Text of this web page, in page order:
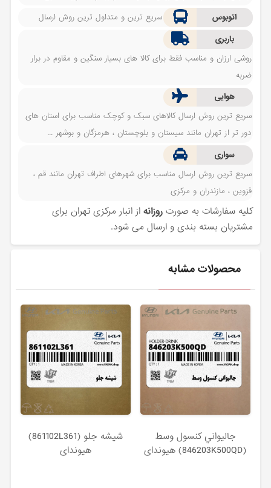
اتوبوس
سریع ترین و متداول ترین روش ارسال
باربری
روشی ارزان و مناسب فقط برای کالا های بسیار سنگین و مقاوم در برار
ضربه
هوایی
سریع ترین روش ارسال کالاهای سبک و کوچک مناسب برای استان های
دور تر از تهران مانند سیستان و بلوچستان ، هرمزگان و بوشهر ...
سواری
سریع ترین روش ارسال مناسب برای شهرهای اطراف تهران مانند قم ،
قزوین ، مازندران و مرکزی
کلیه سفارشات به صورتروزانه از انبار مرکزی تهران برای
مشتریان بسته بندی و ارسال می شود.
محصولات مشابه
جاليواني كنسول وسط
(846203K500QD) هیوندای
شيشه جلو (861102L361)
هیوندای